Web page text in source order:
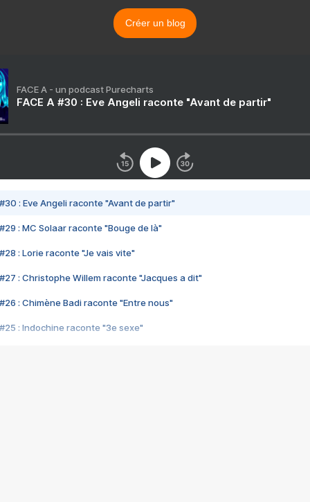
Créer un blog
FACE A - un podcast Purecharts
FACE A #30 : Eve Angeli raconte "Avant de partir"
#30 : Eve Angeli raconte "Avant de partir"
#29 : MC Solaar raconte "Bouge de là"
#28 : Lorie raconte "Je vais vite"
#27 : Christophe Willem raconte "Jacques a dit"
#26 : Chimène Badi raconte "Entre nous"
#25 : Indochine raconte "3e sexe"